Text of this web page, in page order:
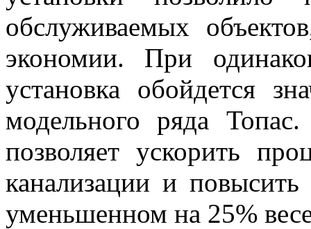
обслуживаемых
экономии. При
установка обойдется
модельного ряда Топас.
позволяет ускорить
канализации и
уменьшенном на 25%